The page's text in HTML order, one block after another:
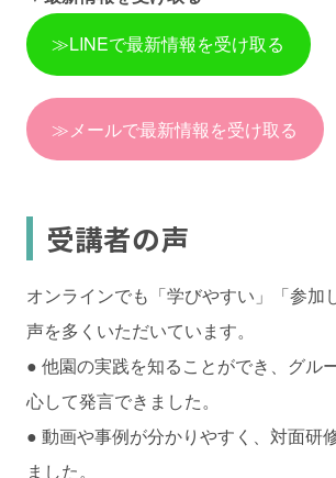
≫LINEで最新情報を受け取る
≫メールで最新情報を受け取る
受講者の声
オンラインでも「学びやすい」「参加
声を多くいただいています。
● 他園の実践を知ることができ、グル
心して発言できました。
● 動画や事例が分かりやすく、対面研
ました。